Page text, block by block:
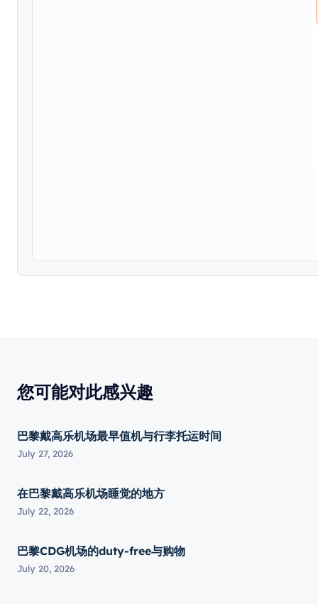
您可能对此感兴趣
巴黎戴高乐机场最早值机与行李托运时间
July 27, 2026
在巴黎戴高乐机场睡觉的地方
July 22, 2026
巴黎CDG机场的duty-free与购物
July 20, 2026